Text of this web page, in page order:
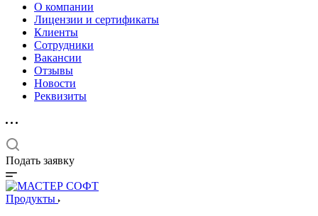
О компании
Лицензии и сертификаты
Клиенты
Сотрудники
Вакансии
Отзывы
Новости
Реквизиты
Подать заявку
Продукты